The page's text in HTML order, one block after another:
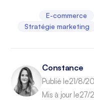
E-commerce
Stratégie marketing
Constance
Publié le21/8/
Mis à jour le27/